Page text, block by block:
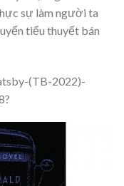
sự làm người ta
tiểu thuyết bán
(TB-2022)-